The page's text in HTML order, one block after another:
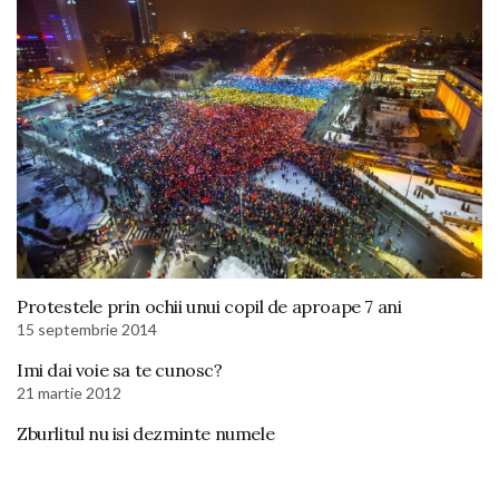
Protestele prin ochii unui copil de aproape 7 ani
15 septembrie 2014
Imi dai voie sa te cunosc?
21 martie 2012
Zburlitul nu isi dezminte numele